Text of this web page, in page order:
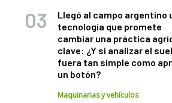
Llegó al campo argentino
tecnología que promete
cambiar una práctica
clave: ¿Y si analizar el
fuera tan simple como
un botón?
Maquinarias y vehículos